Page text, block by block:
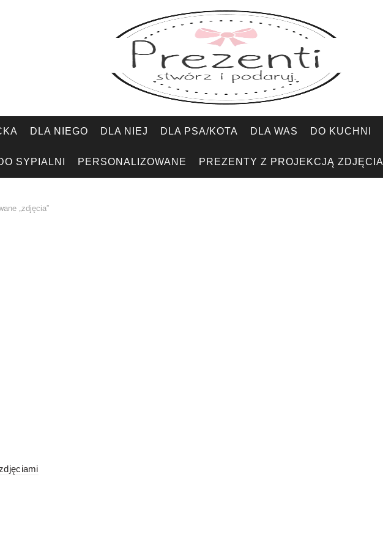
DLA NIEGO DLA NIEJ DLA PSA/KOTA DLA WAS DO KUCHNI
SYPIALNI PERSONALIZOWANE PREZENTY Z PROJEKCJĄ ZDJĘCIA
„zdjęcia”